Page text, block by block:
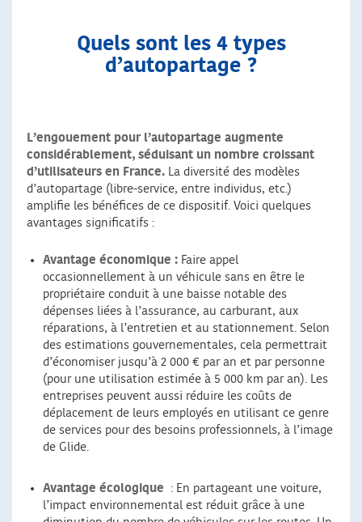
Quels sont les 4 types
d’autopartage ?
L’engouement pour l’autopartage augmente
considérablement, séduisant un nombre croissant
d’utilisateurs en France. La diversité des modèles
d’autopartage (libre-service, entre individus, etc.)
amplifie les bénéfices de ce dispositif. Voici quelques
avantages significatifs :
Avantage économique : Faire appel
occasionnellement à un véhicule sans en être le
propriétaire conduit à une baisse notable des
dépenses liées à l’assurance, au carburant, aux
réparations, à l’entretien et au stationnement. Selon
des estimations gouvernementales, cela permettrait
d’économiser jusqu’à 2 000 € par an et par personne
(pour une utilisation estimée à 5 000 km par an). Les
entreprises peuvent aussi réduire les coûts de
déplacement de leurs employés en utilisant ce genre
de services pour des besoins professionnels, à l’image
de Glide.
Avantage écologique : En partageant une voiture,
l’impact environnemental est réduit grâce à une